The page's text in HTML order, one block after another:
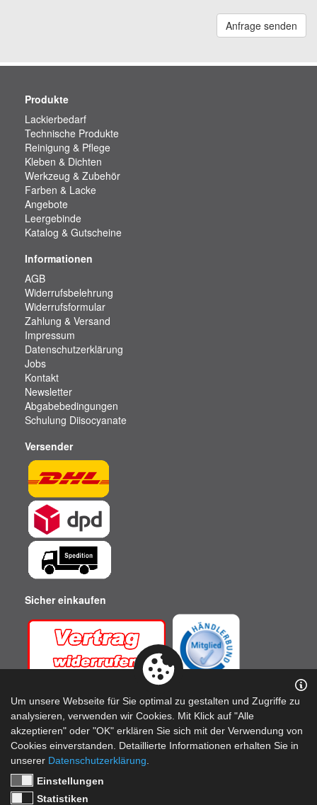
Anfrage senden
Produkte
Lackierbedarf
Technische Produkte
Reinigung & Pflege
Kleben & Dichten
Werkzeug & Zubehör
Farben & Lacke
Angebote
Leergebinde
Katalog & Gutscheine
Informationen
AGB
Widerrufsbelehrung
Widerrufsformular
Zahlung & Versand
Impressum
Datenschutzerklärung
Jobs
Kontakt
Newsletter
Abgabebedingungen
Schulung Diisocyanate
Versender
Sicher einkaufen
Top Qualität zu fairen Preisen! - Produkte Made in Germany
Um unsere Webseite für Sie optimal zu gestalten und Zugriffe zu
analysieren, verwenden wir Cookies. Mit Klick auf "Alle
akzeptieren" oder "OK" erklären Sie sich mit der Verwendung von
Cookies einverstanden. Detaillierte Informationen erhalten Sie in
unserer Datenschutzerklärung
Einstellungen
Statistiken